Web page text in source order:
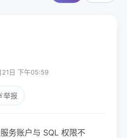
日 下午05:59
举报
务账户与 SQL 权限不